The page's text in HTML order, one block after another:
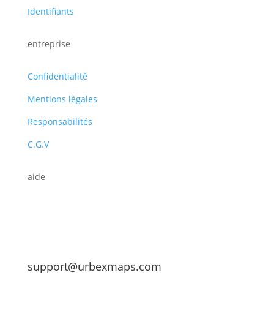
Identifiants
entreprise
Confidentialité
Mentions légales
Responsabilités
C.G.V
aide
support@urbexmaps.com